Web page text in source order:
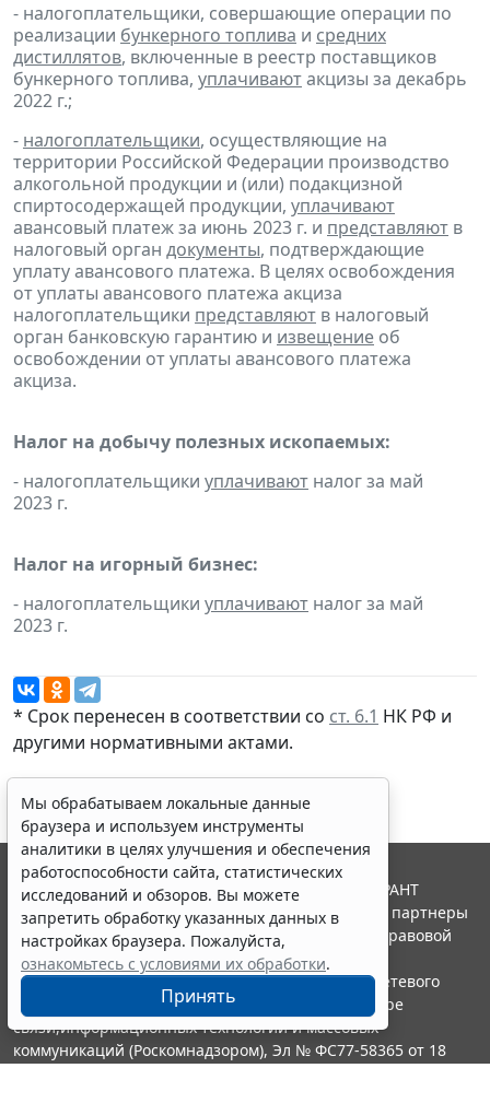
- налогоплательщики, совершающие операции по
реализации бункерного топлива и средних
дистиллятов, включенные в реестр поставщиков
бункерного топлива, уплачиваютакцизы за декабрь
2022 г.;
- налогоплательщики, осуществляющие на
территории Российской Федерации производство
алкогольной продукции и (или) подакцизной
спиртосодержащей продукции, уплачивают
авансовый платеж за июнь 2023 г. и представляют в
налоговый орган документы, подтверждающие
уплату авансового платежа. В целях освобождения
от уплаты авансового платежа акциза
налогоплательщики представляют в налоговый
орган банковскую гарантию и извещение об
освобождении от уплаты авансового платежа
акциза.
Налог на добычу полезных ископаемых:
- налогоплательщики уплачивают налог за май
2023 г.
Налог на игорный бизнес:
- налогоплательщики уплачивают налог за май
2023 г.
* Срок перенесен в соответствии со ст. 6.1 НК РФ и
другими нормативными актами.
Мы обрабатываем локальные данные
браузера и используем инструменты
аналитики в целях улучшения и обеспечения
работоспособности сайта, статистических
исследований и обзоров. Вы можете
запретить обработку указанных данных в
настройках браузера. Пожалуйста,
ознакомьтесь с условиями их обработки.
Принять
© ООО "НПП "ГАРАНТ-СЕРВИС", 2026. Система ГАРАНТ
выпускается с 1990 года. Компания "Гарант" и ее партнеры
являются участниками Российской ассоциации правовой
информации ГАРАНТ.
Портал ГАРАНТ.РУ зарегистрирован в качестве сетевого
издания Федеральной службой по надзору в сфере
связи,информационных технологий и массовых
коммуникаций (Роскомнадзором), Эл № ФС77-58365 от 18